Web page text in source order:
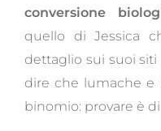
conversione
quello di Jessica
dettaglio sui suoi
dire che lumache e
binomio: provare è